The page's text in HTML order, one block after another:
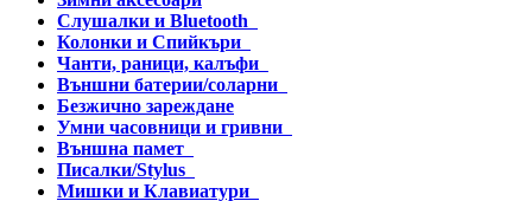
Слушалки и Bluetooth
Колонки и Спийкъри
Чанти, раници, калъфи
Външни батерии/соларни
Безжично зареждане
Умни часовници и гривни
Външна памет
Писалки/Stylus
Мишки и Клавиатури